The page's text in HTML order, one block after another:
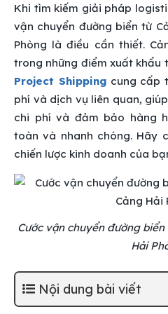
Khi tìm kiếm giải pháp
vận chuyển đường biển từ
Phòng là điều cần thiết.
trong những điểm xuất khẩu
Project Shippingcung cấp
phí và dịch vụ liên quan,
chi phí và đảm bảo hàng
toàn và nhanh chóng. Hãy
chiến lược kinh doanh của
Cước vận chuyển đường
Hải
Nội dung bài viết